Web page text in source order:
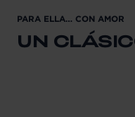
PARA ELLA… CON AMOR
UN